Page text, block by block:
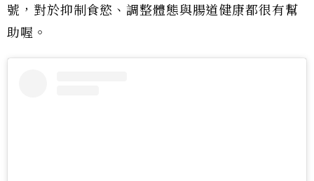
號，對於抑制食慾、調整體態與腸道健康都很有幫
助喔。